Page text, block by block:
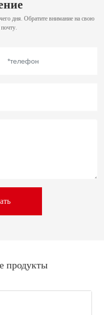
дня. Обратите внимание на свою
продукты